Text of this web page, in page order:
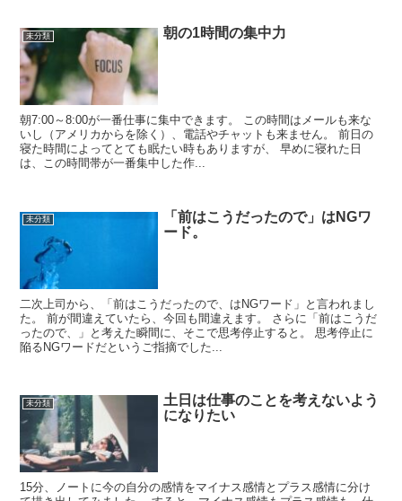
未分類 朝の1時間の集中力
朝7:00～8:00が一番仕事に集中できます。 この時間はメールも来な
いし（アメリカからを除く）、電話やチャットも来ません。 前日の
寝た時間によってとても眠たい時もありますが、 早めに寝れた日
は、この時間帯が一番集中した作...
未分類
「前はこうだったので」はNGワ
ード。
二次上司から、「前はこうだったので、はNGワード」と言われまし
た。 前が間違えていたら、今回も間違えます。 さらに「前はこうだ
ったので、」と考えた瞬間に、そこで思考停止すると。 思考停止に
陥るNGワードだというご指摘でした...
未分類
土日は仕事のことを考えないよう
になりたい
15分、ノートに今の自分の感情をマイナス感情とプラス感情に分け